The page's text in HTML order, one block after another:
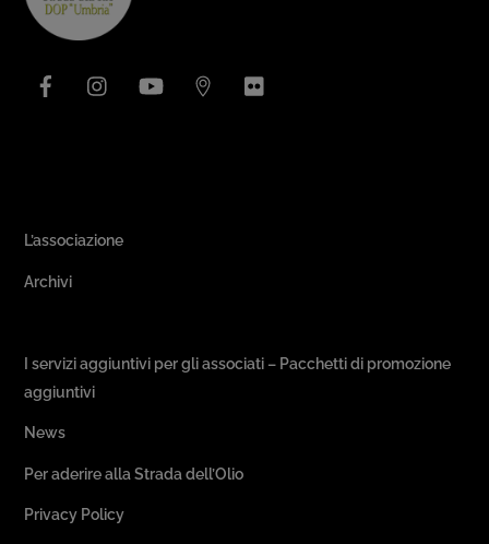
YouTube
L’associazione
Archivi
I servizi aggiuntivi per gli associati – Pacchetti di promozione
aggiuntivi
News
Per aderire alla Strada dell’Olio
Privacy Policy